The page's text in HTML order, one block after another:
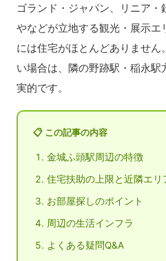
ゴランド・ジャパン、リニア
やなどが立地する観光・展示エ
には住宅がほとんどありません
い場合は、隣の野跡駅・稲永駅
実的です。
📋 この記事の内容
金城ふ頭駅周辺の特徴
住宅扶助の上限と近隣エリ
お部屋探しのポイント
周辺の生活インフラ
よくある疑問Q&A